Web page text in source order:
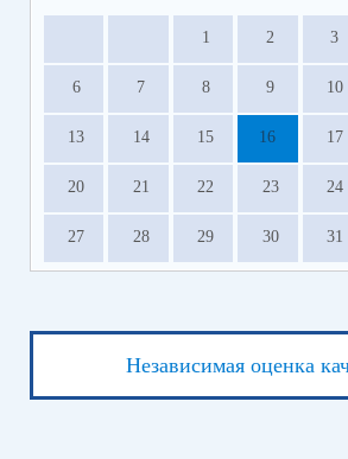
1 2 3
6 7 8 9 10
13 14 15 16 17
20 21 22 23 24
27 28 29 30 31
Независимая оценка